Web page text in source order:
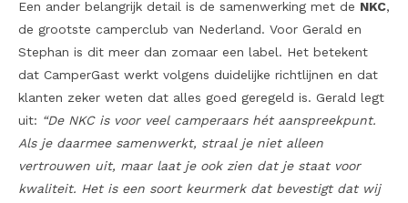
Een ander belangrijk detail is de samenwerking met de NKC,
de grootste camperclub van Nederland. Voor Gerald en
Stephan is dit meer dan zomaar een label. Het betekent
dat CamperGast werkt volgens duidelijke richtlijnen en dat
klanten zeker weten dat alles goed geregeld is. Gerald legt
uit: “De NKC is voor veel camperaars hét aanspreekpunt.
Als je daarmee samenwerkt, straal je niet alleen
vertrouwen uit, maar laat je ook zien dat je staat voor
kwaliteit. Het is een soort keurmerk dat bevestigt dat wij